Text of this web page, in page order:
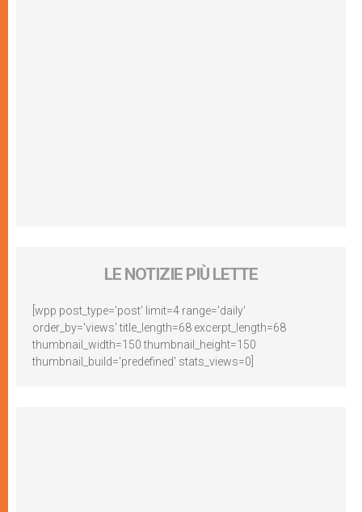
LE NOTIZIE PIÙ LETTE
[wpp post_type='post' limit=4 range='daily'
order_by='views' title_length=68 excerpt_length=68
thumbnail_width=150 thumbnail_height=150
thumbnail_build='predefined' stats_views=0]